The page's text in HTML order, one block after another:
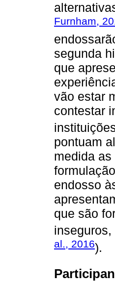
Furnham,
segunda
que
vão estar
contestar
pontuam
medida
endosso
que são
al., 2016).